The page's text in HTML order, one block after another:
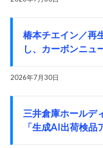
椿本チエイン／再
し、カーボンニュ
2026年7月30日
三井倉庫ホールデ
「生成AI出荷検